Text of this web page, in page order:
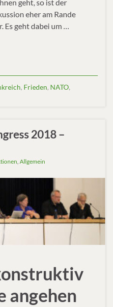
geht, so ist der
eher am Rande
Es geht dabei um …
, Frieden, NATO,
2018 –
, Allgemein
angehen